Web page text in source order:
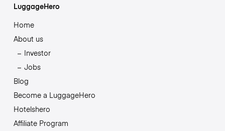
LuggageHero
Home
About us
Investor
Jobs
Blog
Become a LuggageHero
Hotelshero
Affiliate Program